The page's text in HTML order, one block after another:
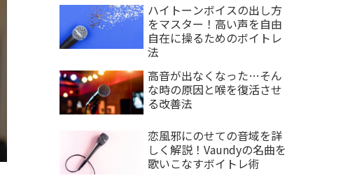
ハイトーンボイスの出し方
をマスター！高い声を自由
自在に操るためのボイトレ
法
高音が出なくなった…そん
な時の原因と喉を復活させ
る改善法
恋風邪にのせての音域を詳
しく解説！Vaundyの名曲を
歌いこなすボイトレ術